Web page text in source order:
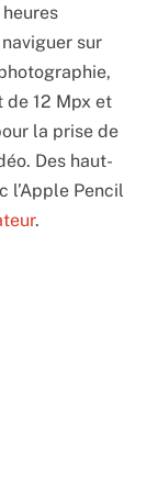
sur
de 12 Mpx et
la prise de
Des haut-
l’Apple Pencil
.